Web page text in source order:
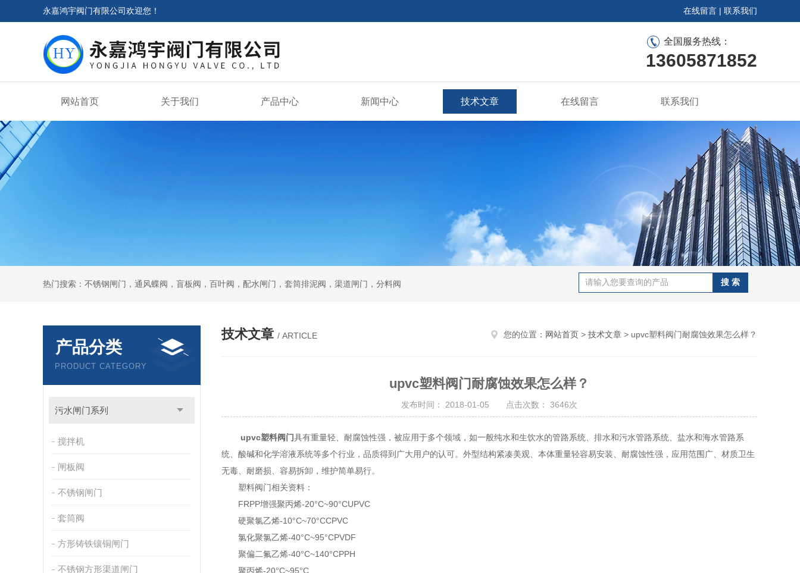
永嘉鸿宇阀门有限公司欢迎您！ 在线留言 | 联系我们
全国服务热线：
13605871852
网站首页 关于我们 产品中心 新闻中心 技术文章 在线留言 联系我们
热门搜索：不锈钢闸门，通风蝶阀，盲板阀，百叶阀，配水闸门，套筒排泥阀，渠道闸门，分料阀
产品分类
PRODUCT CATEGORY
污水闸门系列
搅拌机
闸板阀
不锈钢闸门
套筒阀
方形铸铁镶铜闸门
不锈钢方形渠道闸门
技术文章 / ARTICLE 您的位置： 网站首页 > 技术文章 > upvc塑料阀门耐腐蚀效果怎么样？
upvc塑料阀门耐腐蚀效果怎么样？
发布时间： 2018-01-05 点击次数： 3646次
upvc塑料阀门具有重量轻、耐腐蚀性强，被应用于多个领域，如一般纯水和生饮水的管路系统、排水和污水管路系统、盐水和海水管路系
统、酸碱和化学溶液系统等多个行业，品质得到广大用户的认可。外型结构紧凑美观、本体重量轻容易安装、耐腐蚀性强，应用范围广、材质卫生
无毒、耐磨损、容易拆卸，维护简单易行。
塑料阀门相关资料：
FRPP增强聚丙烯-20°C~90°CUPVC
硬聚氯乙烯-10°C~70°CCPVC
氯化聚氯乙烯-40°C~95°CPVDF
聚偏二氟乙烯-40°C~140°CPPH
聚丙烯-20°C~95°C